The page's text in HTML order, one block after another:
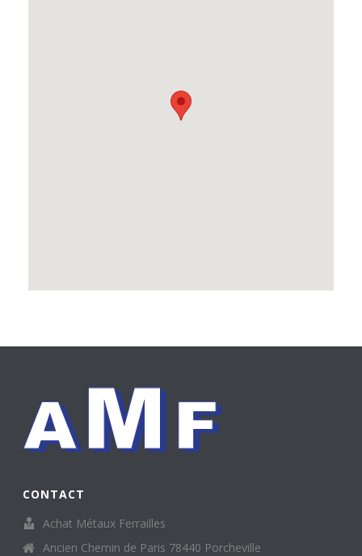
CONTACT
Achat Métaux Ferrailles
Ancien Chemin de Paris 78440 Porcheville